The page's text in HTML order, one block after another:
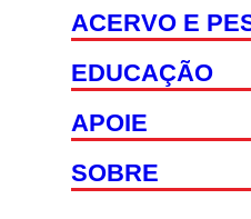
ACERVO E
EDUCAÇÃO
APOIE
SOBRE